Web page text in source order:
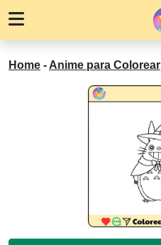
Home - Anime para Colorear